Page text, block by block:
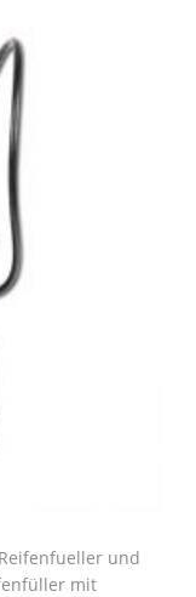
und
mit